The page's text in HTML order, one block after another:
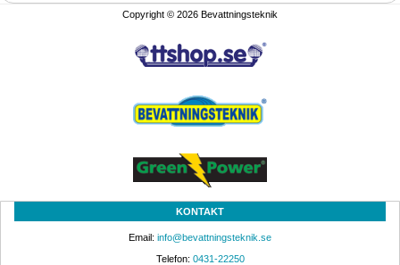
Copyright © 2026 Bevattningsteknik
KONTAKT
Email: info@bevattningsteknik.se
Telefon: 0431-22250